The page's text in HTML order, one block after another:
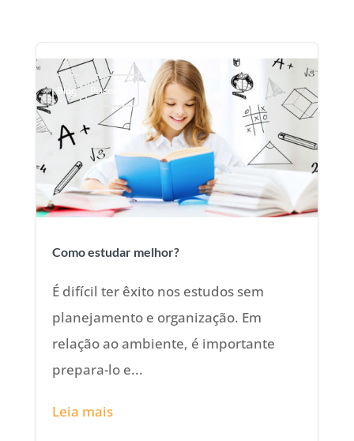
Blog Psicologia
Como estudar melhor?
É difícil ter êxito nos estudos sem
planejamento e organização. Em
relação ao ambiente, é importante
prepara-lo e...
Leia mais